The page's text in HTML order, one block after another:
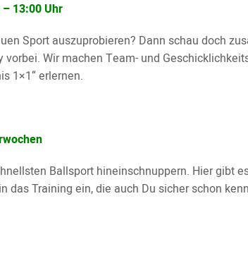
13:00 Uhr
Sport auszuprobieren? Dann schau doch
Wir machen Team- und
1×1“ erlernen.
Ballsport hineinschnuppern. Hier gibt
das Training ein, die auch Du sicher schon